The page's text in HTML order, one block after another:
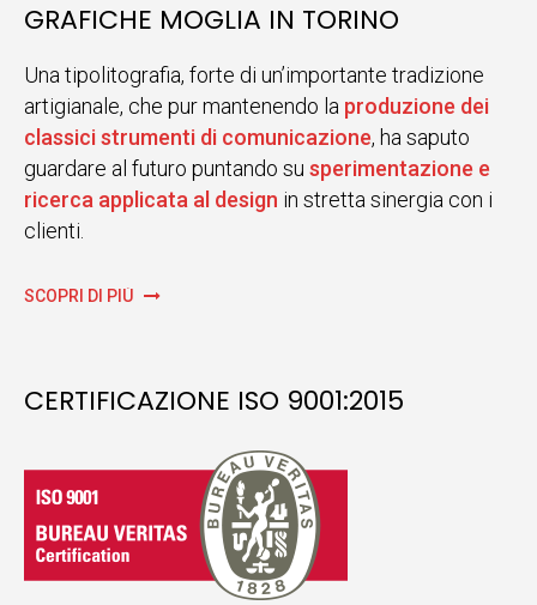
GRAFICHE MOGLIA IN TORINO
Una tipolitografia, forte di un’importante tradizione
artigianale, che pur mantenendo la produzione dei
classici strumenti di comunicazione, ha saputo
guardare al futuro puntando su sperimentazione e
ricerca applicata al design in stretta sinergia con i
clienti.
SCOPRI DI PIÙ
CERTIFICAZIONE ISO 9001:2015